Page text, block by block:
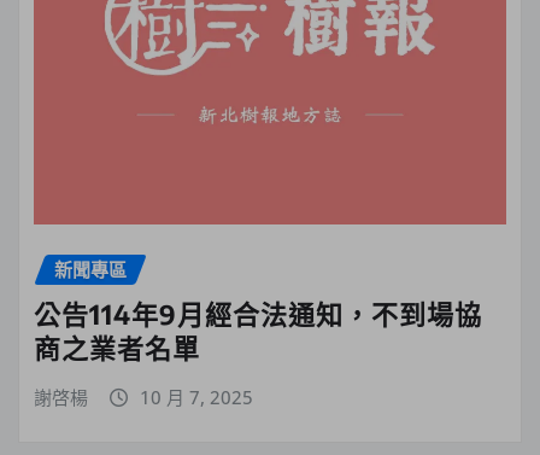
新聞專區
公告114年9月經合法通知，不到場協
商之業者名單
謝啓楊 10 月 7, 2025